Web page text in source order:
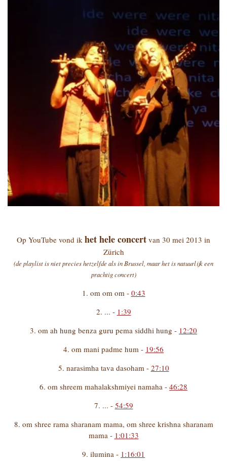
Op YouTube vond ik het hele concert van 30 mei 2013 in
Zürich
(de playlist is niet precies hetzelfde als in Brussel, maar het is natuurlijk een
prachtig concert)
1. om om om - 0:43
2. ... - 1:39
3. om ah hung benza guru pema siddhi hung - 12:20
4. om mani padme hum - 19:56
5. narasimha tava dasoham - 27:10
6. om shreem mahalakshmiyei namaha - 46:28
7. ... - 54:59
8. om shree rama sharanam mama, om shree krishna sharanam
mama - 1:01:33
9. ilumina - 1:16:01